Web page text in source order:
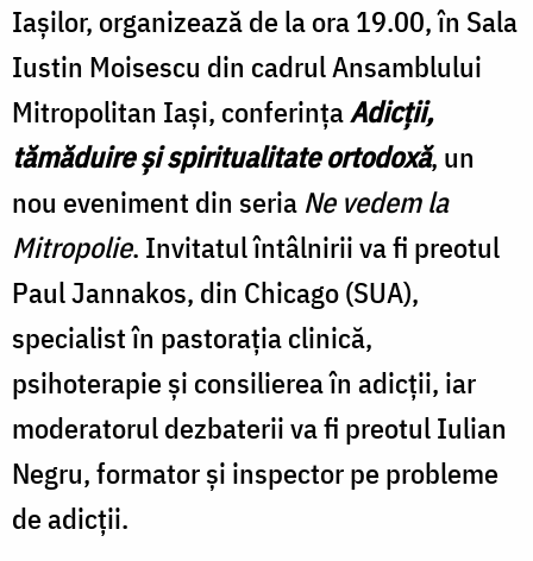
Iaşilor, organizează de la ora 19.00, în Sala
Iustin Moisescu din cadrul Ansamblului
Mitropolitan Iaşi, conferinţaAdicţii,
tămăduire şi spiritualitate ortodoxă, un
nou eveniment din seria Ne vedem la
Mitropolie. Invitatul întâlnirii va fi preotul
Paul Jannakos, din Chicago (SUA),
specialist în pastoraţia clinică,
psihoterapie şi consilierea în adicţii, iar
moderatorul dezbaterii va fi preotul Iulian
Negru, formator şi inspector pe probleme
de adicţii.